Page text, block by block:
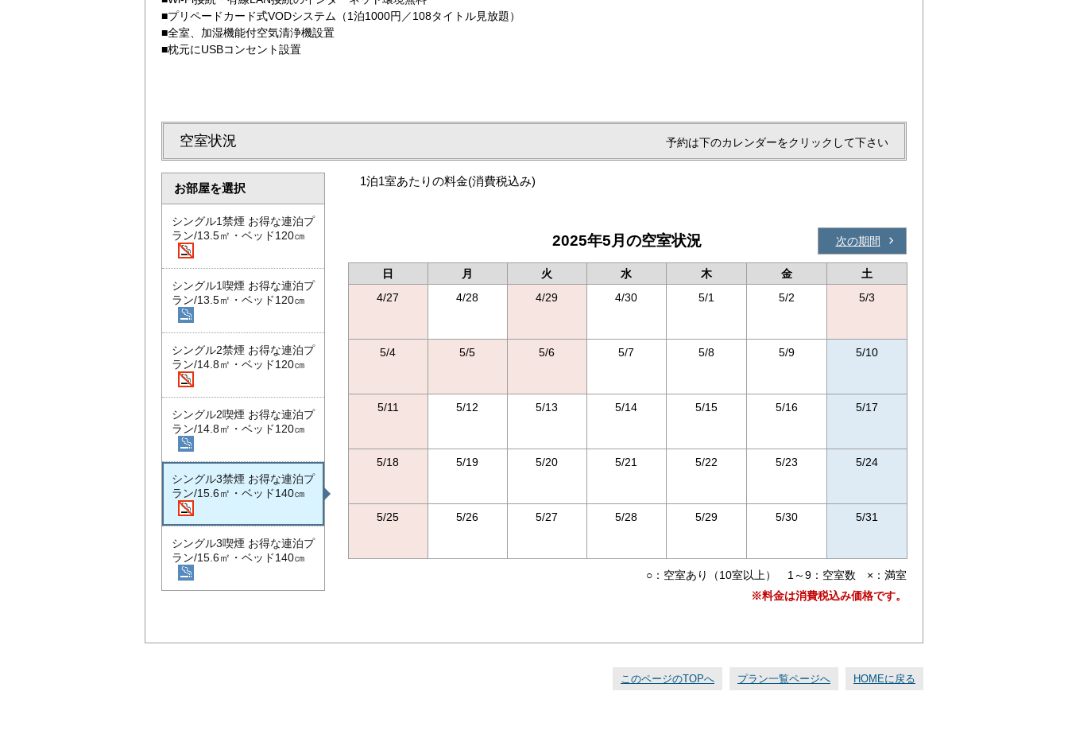
■プリペードカード式VODシステム（1泊1000円／108タイトル見放題）
■全室、加湿機能付空気清浄機設置
■枕元にUSBコンセント設置
空室状況 予約は下のカレンダーをクリックして下さい
お部屋を選択
シングル1禁煙 お得な連泊プ
ラン/13.5㎡・ベッド120㎝
シングル1喫煙 お得な連泊プ
ラン/13.5㎡・ベッド120㎝
シングル2禁煙 お得な連泊プ
ラン/14.8㎡・ベッド120㎝
シングル2喫煙 お得な連泊プ
ラン/14.8㎡・ベッド120㎝
シングル3禁煙 お得な連泊プ
ラン/15.6㎡・ベッド140㎝
シングル3喫煙 お得な連泊プ
ラン/15.6㎡・ベッド140㎝
1泊1室あたりの料金(消費税込み)
2025年5月の空室状況 次の期間
日 月 火 水 木 金
土
4/27
4/28 4/29 4/30 5/1 5/2 5/3
5/4 5/5 5/6 5/7 5/8 5/9 5/10
5/11 5/12 5/13 5/14 5/15 5/16 5/17
5/18 5/19 5/20 5/21 5/22 5/23 5/24
5/25 5/26 5/27 5/28 5/29 5/30 5/31
○：空室あり（10室以上） 1～9：空室数 ×：満室
※料金は消費税込み価格です。
このページのTOPへ プラン一覧ページへ HOMEに戻る